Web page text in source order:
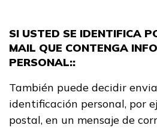
SI USTED SE IDENTIFICA
MAIL QUE CONTENGA
PERSONAL::
También puede decidir
identificación personal, por
postal, en un mensaje de